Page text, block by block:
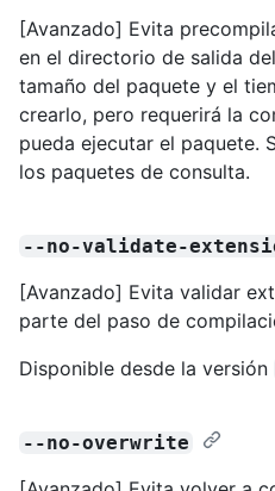
[Avanzado] Evita
en el directorio de salida
tamaño del paquete y el
crearlo, pero requerirá la
pueda ejecutar el paquete.
los paquetes de consulta.
--no-validate-
[Avanzado] Evita validar
parte del paso de
Disponible desde la versión
--no-overwrite